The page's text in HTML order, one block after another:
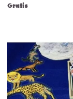
Gratis